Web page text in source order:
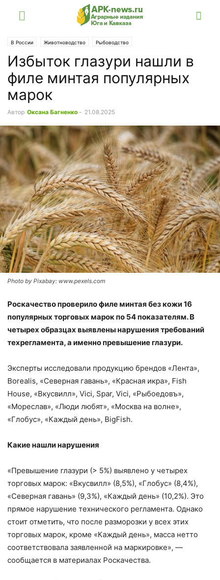
В России Животноводство Рыбоводство
Избыток глазури нашли в
филе минтая популярных
марок
Автор Оксана Багненко - 21.08.2025
Photo by Pixabay: www.pexels.com
Роскачество проверило филе минтая без кожи 16
популярных торговых марок по 54 показателям. В
четырех образцах выявлены нарушения требований
техрегламента, а именно превышение глазури.
Эксперты исследовали продукцию брендов «Лента»,
Borealis, «Северная гавань», «Красная икра», Fish
House, «Вкусвилл», Vici, Spar, Vici, «Рыбоедовъ»,
«Мореслав», «Люди любят», «Москва на волне»,
«Глобус», «Каждый день», BigFish.
Какие нашли нарушения
«Превышение глазури (> 5%) выявлено у четырех
торговых марок: «Вкусвилл» (8,5%), «Глобус» (8,4%),
«Северная гавань» (9,3%), «Каждый день» (10,2%). Это
прямое нарушение технического регламента. Однако
стоит отметить, что после разморозки у всех этих
торговых марок, кроме «Каждый день», масса нетто
соответствовала заявленной на маркировке», —
сообщается в материалах Роскачества.